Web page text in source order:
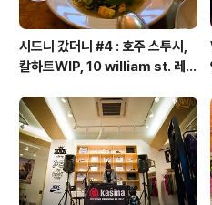
시드니 갔더니 #4 : 호주 스투시,
칼하트WIP, 10 william st. 레스
인 세탁소, 포시즌즈 호텔 라운지
바